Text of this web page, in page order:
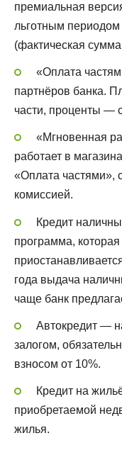
премиальная
льготным
(фактическая сумма
«Оплата
партнёров банка.
части, проценты —
«Мгновенная
работает в
«Оплата частями»,
комиссией.
Кредит
программа,
года выдача
чаще банк
Автокредит —
залогом,
взносом от 10%.
Кредит на
приобретаемой
жилья.